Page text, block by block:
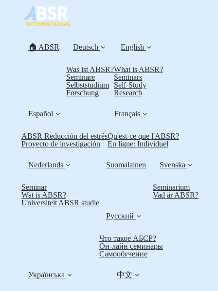
🏠 ABSR Deutsch
Was ist ABSR?
Seminare
Selbststudium
Forschung
English
What is ABSR?
Seminars
Self-Study
Research
Español
ABSR Reducción del estrés
Proyecto de investigación
Français
Qu'est-ce que l'ABSR?
En ligne: Individuel
Nederlands
Seminar
Wat is ABSR?
Universiteit ABSR studie
Suomalainen Svenska
Seminarium
Vad är ABSR?
Русский
Что такое АБСР?
Он-лайн семинары
Самообучение
Українська 中文